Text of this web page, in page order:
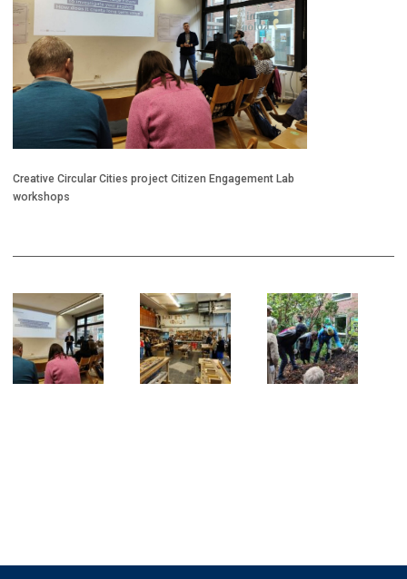
Creative Circular Cities project Citizen Engagement Lab
workshops